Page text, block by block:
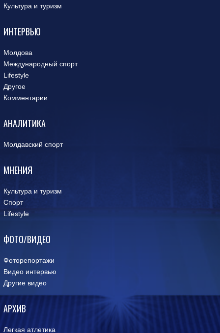
Культура и туризм
ИНТЕРВЬЮ
Молдова
Международный спорт
Lifestyle
Другое
Комментарии
АНАЛИТИКА
Молдавский спорт
МНЕНИЯ
Культура и туризм
Спорт
Lifestyle
ФОТО/ВИДЕО
Фоторепортажи
Видео интервью
Другие видео
АРХИВ
Легкая атлетика